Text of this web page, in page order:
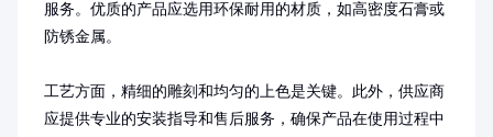
服务。优质的产品应选用环保耐用的材质，如高密度石膏或
防锈金属。
工艺方面，精细的雕刻和均匀的上色是关键。此外，供应商
应提供专业的安装指导和售后服务，确保产品在使用过程中